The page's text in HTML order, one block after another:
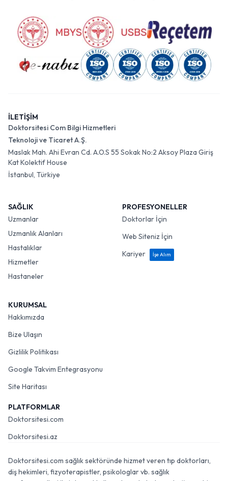
İLETİŞİM
Doktorsitesi Com Bilgi Hizmetleri
Teknoloji ve Ticaret A.Ş.
Maslak Mah. Ahi Evran Cd. A.O.S 55 Sokak No:2 Aksoy Plaza Giriş
Kat Kolektif House
İstanbul, Türkiye
SAĞLIK
Uzmanlar
Uzmanlık Alanları
Hastalıklar
Hizmetler
Hastaneler
PROFESYONELLER
Doktorlar İçin
Web Siteniz İçin
Kariyer
İşe Alım
KURUMSAL
Hakkımızda
Bize Ulaşın
Gizlilik Politikası
Google Takvim Entegrasyonu
Site Haritası
PLATFORMLAR
Doktorsitesi.com
Doktorsitesi.az
Doktorsitesi.com sağlık sektöründe hizmet veren tıp doktorları,
diş hekimleri, fizyoterapistler, psikologlar vb. sağlık